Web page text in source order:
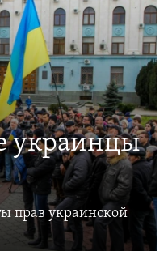
украинцы
прав украинской